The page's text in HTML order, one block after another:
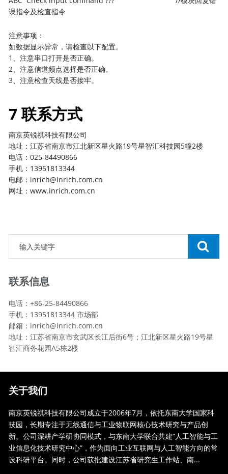
误指令及检查指令
注意事项：
如数据显示异常，请检查以下配置。
1、注意串口打开是否正确。
2、注意信道频点选择是否正确。
3、注意检查天线是否接牢。
7 联系方式
南京英锐祺科技有限公司
地址：江苏省南京市江北新区星火路19号星智汇科技园5幢2楼
电话：025-84490866
手机：13951813344
电邮：inrich@inrich.com.cn
网址：www.inrich.com.cn
联系信息
电话：+86-25-84490866
手机：13951813344 市场部
邮箱：inrich@inrich.com​.cn
地址：江苏省南京市玄武区长江后街6号；江北新区星火路19号星
智汇商务花园A5栋2楼
关于我们
南京英锐祺科技有限公司成立于2006年7月，依托东南大学国家科
技园，长期专注于无线通信与工业物联网核心技术研究与产品创
新。公司深耕产学研协同模式，与东南大学联合共建“人工智能与工
业信息化技术研究中心”，作为面向工业互联网与人工智能方向的常
设科研平台。同时，公司获批建设江苏省研究生工作站、南...